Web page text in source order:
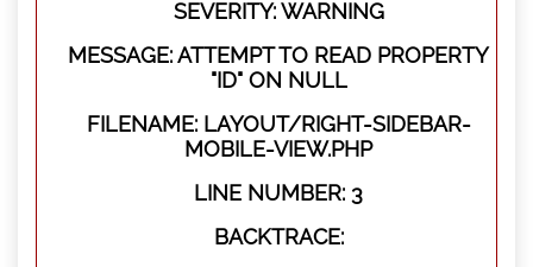
SEVERITY: WARNING
MESSAGE: ATTEMPT TO READ PROPERTY
"ID" ON NULL
FILENAME: LAYOUT/RIGHT-SIDEBAR-
MOBILE-VIEW.PHP
LINE NUMBER: 3
BACKTRACE: